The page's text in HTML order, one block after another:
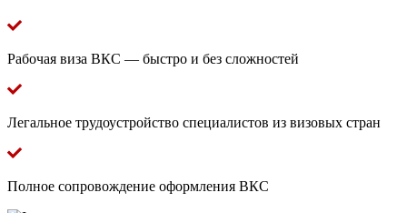
Рабочая виза ВКС — быстро и без сложностей
Легальное трудоустройство специалистов из визовых стран
Полное сопровождение оформления ВКС